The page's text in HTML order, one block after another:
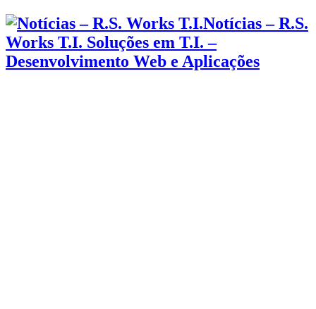
Notícias – R.S.
Works T.I. Soluções em T.I. –
Desenvolvimento Web e Aplicações